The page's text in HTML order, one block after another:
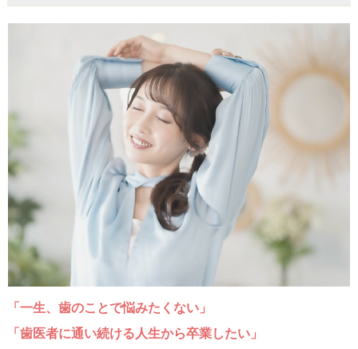
「一生、歯のことで悩みたくない」
「歯医者に通い続ける人生から卒業したい」